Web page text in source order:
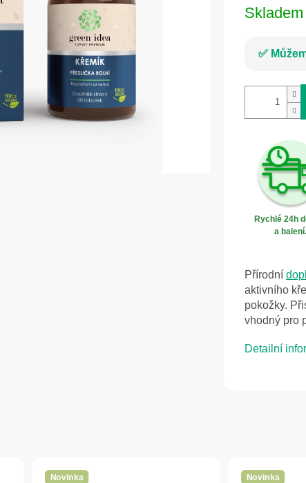
Skladem
Rychlé 24h
a balení.
Přírodní
aktivního
pokožky.
vhodný pro
Detailní
Novinka
Novinka